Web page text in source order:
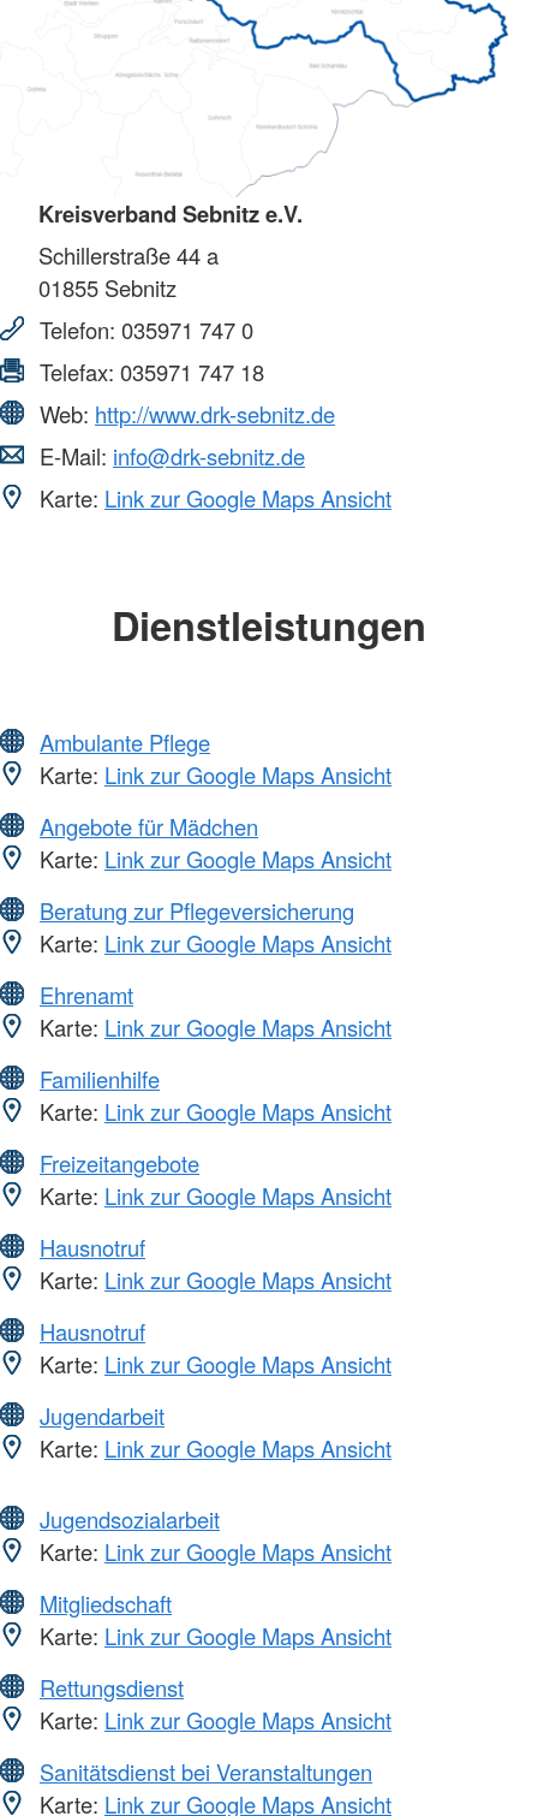
Kreisverband Sebnitz e.V.
Schillerstraße 44 a
01855 Sebnitz
Telefon: 035971 747 0
Telefax: 035971 747 18
Web: http://www.drk-sebnitz.de
E-Mail: info@drk-sebnitz.de
Karte: Link zur Google Maps Ansicht
Dienstleistungen
Ambulante Pflege
Karte: Link zur Google Maps Ansicht
Angebote für Mädchen
Karte: Link zur Google Maps Ansicht
Beratung zur Pflegeversicherung
Karte: Link zur Google Maps Ansicht
Ehrenamt
Karte: Link zur Google Maps Ansicht
Familienhilfe
Karte: Link zur Google Maps Ansicht
Freizeitangebote
Karte: Link zur Google Maps Ansicht
Hausnotruf
Karte: Link zur Google Maps Ansicht
Hausnotruf
Karte: Link zur Google Maps Ansicht
Jugendarbeit
Karte: Link zur Google Maps Ansicht
Jugendsozialarbeit
Karte: Link zur Google Maps Ansicht
Mitgliedschaft
Karte: Link zur Google Maps Ansicht
Rettungsdienst
Karte: Link zur Google Maps Ansicht
Sanitätsdienst bei Veranstaltungen
Karte: Link zur Google Maps Ansicht